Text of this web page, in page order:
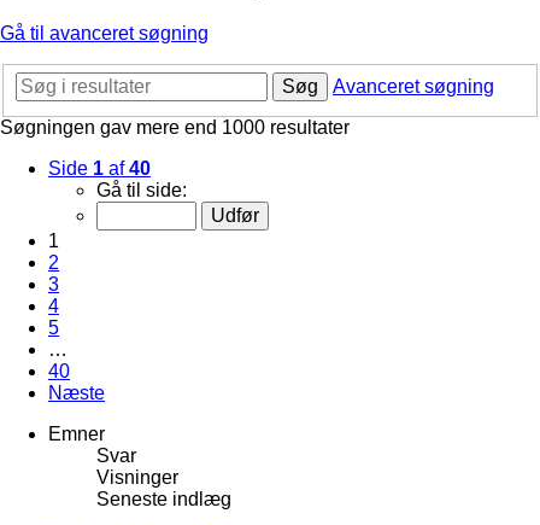
Gå til avanceret søgning
Søg
Avanceret søgning
Søgningen gav mere end 1000 resultater
Side 1 af40
Gå til side:
1
2
3
4
5
…
40
Næste
Emner
Svar
Visninger
Seneste indlæg